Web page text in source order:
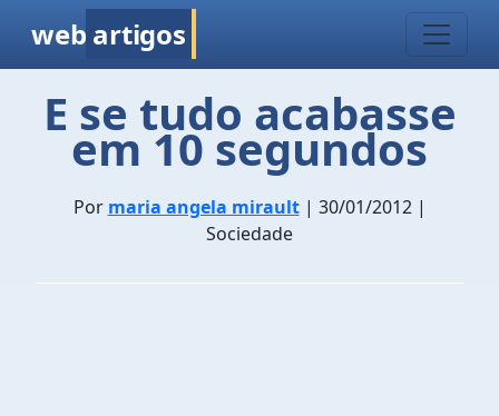
web artigos
E se tudo acabasse
em 10 segundos
Por maria angela mirault| 30/01/2012 |
Sociedade